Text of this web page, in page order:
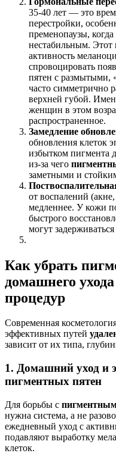
35-40 лет — это
перестройки,
пременопаузы, когда
нестабильным. Этот
активность
спровоцировать
пятен с размытыми,
часто симметрично
верхней губой.
женщин в этом
распространенное.
Замедление
обновления клеток
избытком пигмента
из-за чего
заметными и
от воспалений
медленнее. У кожи
быстрого
могут
Как убрать
домашнего
процедур
Современная
эффективных путей
зависит от их типа,
1. Домашний уход и
пигментных пятен
Для борьбы с
нужна система, а не
ежедневный уход с
подавляют выработку
клеток.